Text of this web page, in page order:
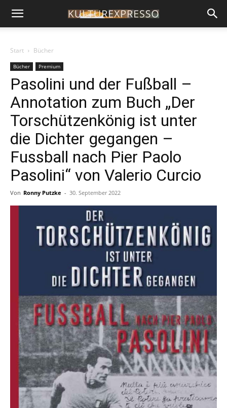
Start Bücher
Bücher Premium
Pasolini und der Fußball –
Annotation zum Buch „Der
Torschützenkönig ist unter
die Dichter gegangen –
Fussball nach Pier Paolo
Pasolini“ von Valerio Curcio
Von Ronny Putzke - 30. September 2022